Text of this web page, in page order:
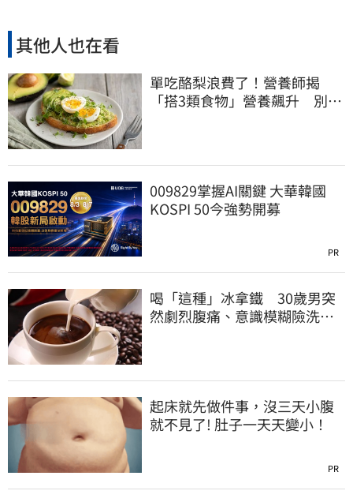
其他人也在看
單吃酪梨浪費了！營養師揭
「搭3類食物」營養飆升 別再
009829掌握AI關鍵 大華韓國
KOSPI 50今強勢開募
PR
喝「這種」冰拿鐵 30歲男突
然劇烈腹痛、意識模糊險洗
起床就先做件事，沒三天小腹
就不見了! 肚子一天天變小！
PR